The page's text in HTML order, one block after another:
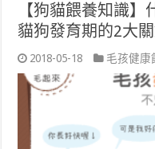
【狗貓餵養知識
貓狗發育期的2大關
2018-05-18 毛孩健康